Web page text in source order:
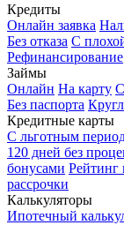
Кредиты
Онлайн заявка
Без отказа С
Рефинансирование
Займы
Онлайн На карту
Без паспорта
Кредитные карты
С льготным
120 дней без
бонусами Рейтинг
рассрочки
Калькуляторы
Ипотечный